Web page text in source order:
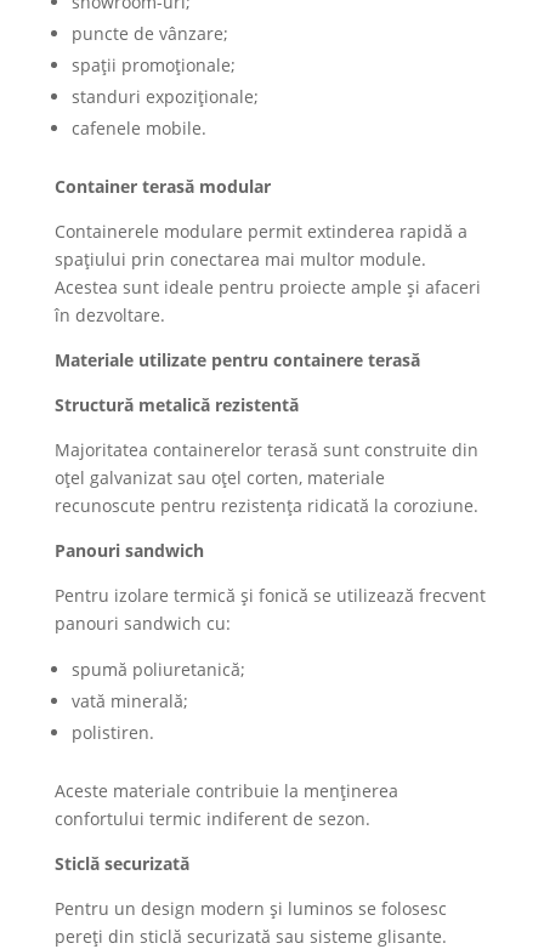
puncte de vânzare;
spații promoționale;
standuri expoziționale;
cafenele mobile.
Container terasă modular
Containerele modulare permit extinderea rapidă a
spațiului prin conectarea mai multor module.
Acestea sunt ideale pentru proiecte ample și afaceri
în dezvoltare.
Materiale utilizate pentru containere terasă
Structură metalică rezistentă
Majoritatea containerelor terasă sunt construite din
oțel galvanizat sau oțel corten, materiale
recunoscute pentru rezistența ridicată la coroziune.
Panouri sandwich
Pentru izolare termică și fonică se utilizează frecvent
panouri sandwich cu:
spumă poliuretanică;
vată minerală;
polistiren.
Aceste materiale contribuie la menținerea
confortului termic indiferent de sezon.
Sticlă securizată
Pentru un design modern și luminos se folosesc
pereți din sticlă securizată sau sisteme glisante.